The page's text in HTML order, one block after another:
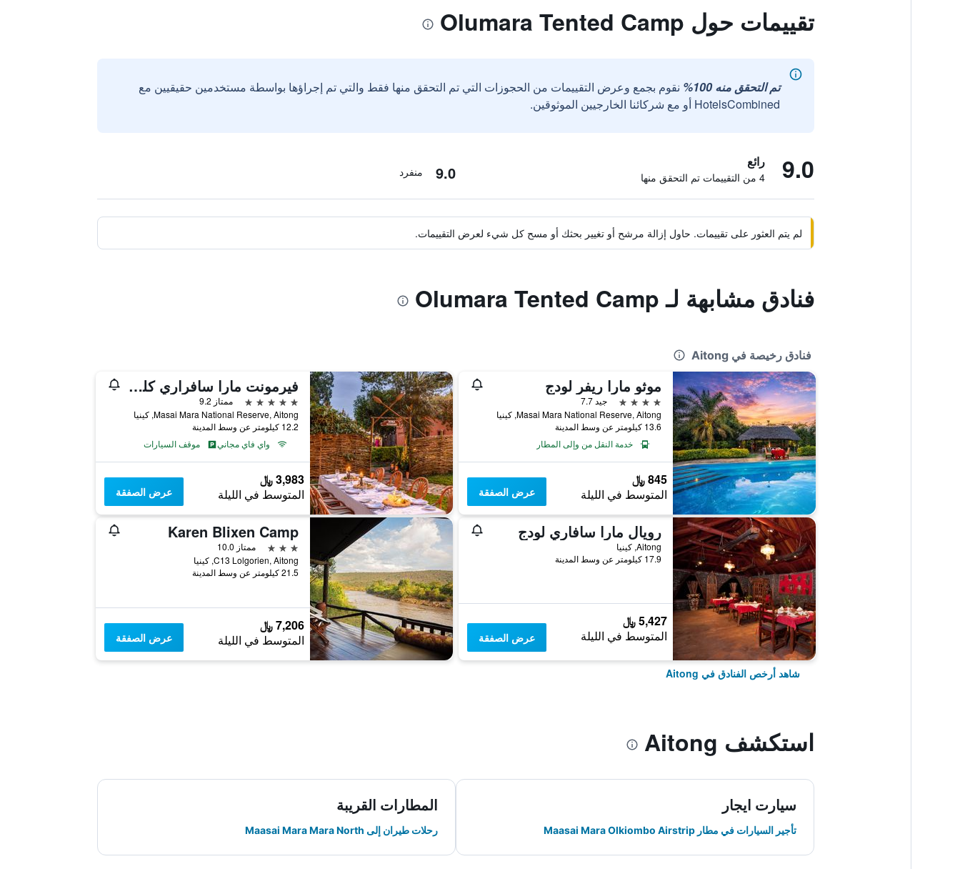
تقييمات حول Olumara Tented Camp
تم التحقق منه 100%
نقوم بجمع وعرض التقييمات من الحجوزات التي تم التحقق منها فقط والتي تم إجراؤها بواسطة مستخدمين حقيقيين مع
HotelsCombined أو مع شركائنا الخارجيين الموثوقين.
9.0 رائع
4 من التقييمات تم التحقق منها 9.0 منفرد
لم يتم العثور على تقييمات. حاول إزالة مرشح أو تغيير بحثك أو مسح كل شيء لعرض التقييمات.
فنادق مشابهة لـ Olumara Tented Camp
فنادق رخيصة في Aitong
موثو مارا ريفر لودج
4 نجوم
جيد 7.7
Masai Mara National Reserve, Aitong, كينيا
13.6 كيلومتر عن وسط المدينة
خدمة النقل من وإلى المطار
845 ﷼
المتوسط في الليلة عرض الصفقة
فيرمونت مارا سافراري كلوب
5 نجوم
ممتاز 9.2
Masai Mara National Reserve, Aitong, كينيا
12.2 كيلومتر عن وسط المدينة
واي فاي مجاني
موقف السيارات
3,983 ﷼
المتوسط في الليلة عرض الصفقة
رويال مارا سافاري لودج
Aitong, كينيا
17.9 كيلومتر عن وسط المدينة
5,427 ﷼
المتوسط في الليلة عرض الصفقة
Karen Blixen Camp
3 نجوم
ممتاز 10.0
C13 Lolgorien, Aitong, كينيا
21.5 كيلومتر عن وسط المدينة
7,206 ﷼
المتوسط في الليلة عرض الصفقة
شاهد أرخص الفنادق في Aitong
استكشف Aitong
سيارت ايجار
تأجير السيارات في مطار Maasai Mara Olkiombo Airstrip
المطارات القريبة
رحلات طيران إلى Maasai Mara Mara North